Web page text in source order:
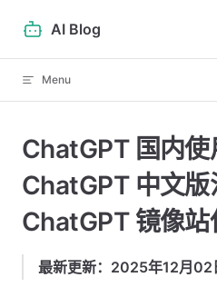
Skip to content
AI Blog
Menu
ChatGPT 国内使
ChatGPT 中文版
ChatGPT 镜像站
最新更新：2025年12月02